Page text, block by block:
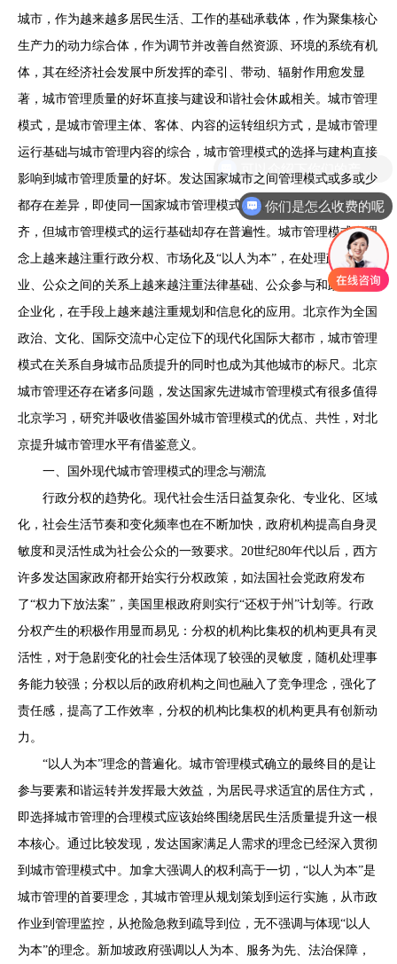
城市，作为越来越多居民生活、工作的基础承载体，作为聚集核心
生产力的动力综合体，作为调节并改善自然资源、环境的系统有机
体，其在经济社会发展中所发挥的牵引、带动、辐射作用愈发显
著，城市管理质量的好坏直接与建设和谐社会休戚相关。城市管理
模式，是城市管理主体、客体、内容的运转组织方式，是城市管理
运行基础与城市管理内容的综合，城市管理模式的选择与建构直接
影响到城市管理质量的好坏。发达国家城市之间管理模式或多或少
都存在差异，即使同一国家城市管理模式及其作用发挥也参差不
齐，但城市管理模式的运行基础却存在普遍性。城市管理模式在理
念上越来越注重行政分权、市场化及“以人为本”，在处理政府、企
业、公众之间的关系上越来越注重法律基础、公众参与和政府职能
企业化，在手段上越来越注重规划和信息化的应用。北京作为全国
政治、文化、国际交流中心定位下的现代化国际大都市，城市管理
模式在关系自身城市品质提升的同时也成为其他城市的标尺。北京
城市管理还存在诸多问题，发达国家先进城市管理模式有很多值得
北京学习，研究并吸收借鉴国外城市管理模式的优点、共性，对北
京提升城市管理水平有借鉴意义。
一、国外现代城市管理模式的理念与潮流
行政分权的趋势化。现代社会生活日益复杂化、专业化、区域
化，社会生活节奏和变化频率也在不断加快，政府机构提高自身灵
敏度和灵活性成为社会公众的一致要求。20世纪80年代以后，西方
许多发达国家政府都开始实行分权政策，如法国社会党政府发布
了“权力下放法案”，美国里根政府则实行“还权于州”计划等。行政
分权产生的积极作用显而易见：分权的机构比集权的机构更具有灵
活性，对于急剧变化的社会生活体现了较强的灵敏度，随机处理事
务能力较强；分权以后的政府机构之间也融入了竞争理念，强化了
责任感，提高了工作效率，分权的机构比集权的机构更具有创新动
力。
“以人为本”理念的普遍化。城市管理模式确立的最终目的是让
参与要素和谐运转并发挥最大效益，为居民寻求适宜的居住方式，
即选择城市管理的合理模式应该始终围绕居民生活质量提升这一根
本核心。通过比较发现，发达国家满足人需求的理念已经深入贯彻
到城市管理模式中。加拿大强调人的权利高于一切，“以人为本”是
城市管理的首要理念，其城市管理从规划策划到运行实施，从市政
作业到管理监控，从抢险急救到疏导到位，无不强调与体现“以人
为本”的理念。新加坡政府强调以人为本、服务为先、法治保障，
你们是怎么收费的呢